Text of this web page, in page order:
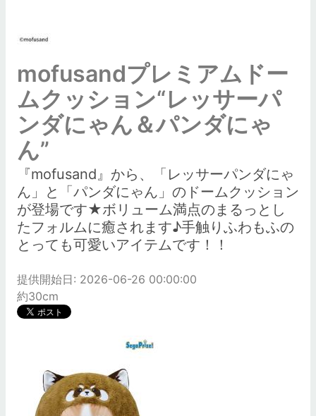
mofusandプレミアムドー
ムクッション“レッサーパ
ンダにゃん＆パンダにゃ
ん”
『mofusand』から、「レッサーパンダにゃ
ん」と「パンダにゃん」のドームクッション
が登場です★ボリューム満点のまるっとし
たフォルムに癒されます♪手触りふわもふの
とっても可愛いアイテムです！！
提供開始日: 2026-06-26 00:00:00
約30cm